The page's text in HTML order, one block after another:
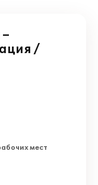
/
мест